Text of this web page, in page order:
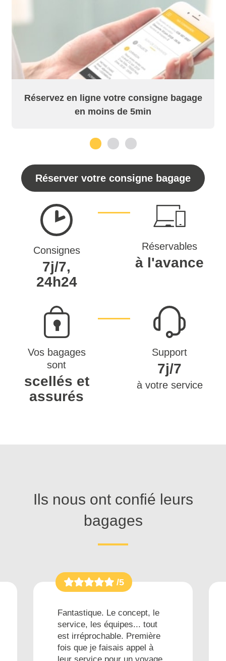
Réservez en ligne votre consigne bagage
en moins de 5min
Réserver votre consigne bagage
Consignes
7j/7,
24h24
Réservables
à l'avance
Vos bagages
sont
scellés et
assurés
Support
7j/7
à votre service
Ils nous ont confié leurs
bagages
/5
Fantastique. Le concept, le
service, les équipes... tout
est irréprochable. Première
fois que je faisais appel à
leur service pour un voyage